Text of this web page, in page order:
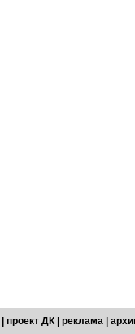
проект ДК реклама